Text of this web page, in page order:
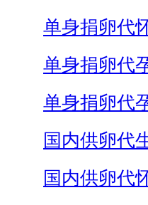
单身捐卵代
单身捐卵代
单身捐卵代
国内供卵代
国内供卵代